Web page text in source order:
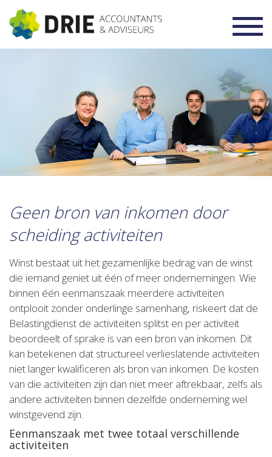
Geen bron van inkomen door
scheiding activiteiten
Winst bestaat uit het gezamenlijke bedrag van de winst
die iemand geniet uit één of meer ondernemingen. Wie
binnen één eenmanszaak meerdere activiteiten
ontplooit zonder onderlinge samenhang, riskeert dat de
Belastingdienst de activiteiten splitst en per activiteit
beoordeelt of sprake is van een bron van inkomen. Dit
kan betekenen dat structureel verlieslatende activiteiten
niet langer kwalificeren als bron van inkomen. De kosten
van die activiteiten zijn dan niet meer aftrekbaar, zelfs als
andere activiteiten binnen dezelfde onderneming wel
winstgevend zijn.
Eenmanszaak met twee totaal verschillende
activiteiten